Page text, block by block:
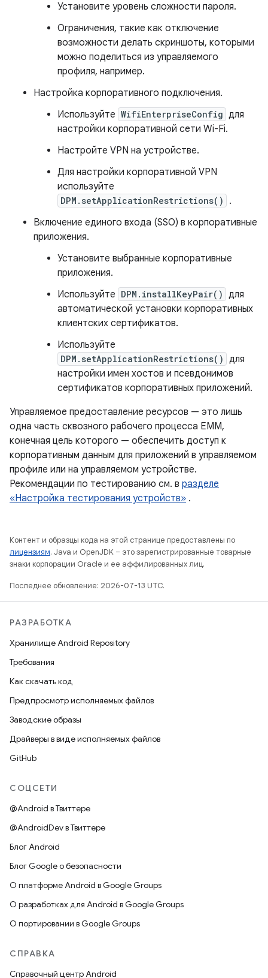
Установите уровень сложности пароля.
Ограничения, такие как отключение
возможности делать скриншоты, которыми
можно поделиться из управляемого
профиля, например.
Настройка корпоративного подключения.
Используйте WifiEnterpriseConfig для
настройки корпоративной сети Wi-Fi.
Настройте VPN на устройстве.
Для настройки корпоративной VPN
используйте
DPM.setApplicationRestrictions()
.
Включение единого входа (SSO) в корпоративные
приложения.
Установите выбранные корпоративные
приложения.
Используйте DPM.installKeyPair() для
автоматической установки корпоративных
клиентских сертификатов.
Используйте
DPM.setApplicationRestrictions() для
настройки имен хостов и псевдонимов
сертификатов корпоративных приложений.
Управляемое предоставление ресурсов — это лишь
одна часть сквозного рабочего процесса EMM,
конечная цель которого — обеспечить доступ к
корпоративным данным для приложений в управляемом
профиле или на управляемом устройстве.
Рекомендации по тестированию см. в разделе
«Настройка тестирования устройств» .
Контент и образцы кода на этой странице предоставлены по
лицензиям. Java и OpenJDK – это зарегистрированные товарные
знаки корпорации Oracle и ее аффилированных лиц.
Последнее обновление: 2026-07-13 UTC.
РАЗРАБОТКА
Хранилище Android Repository
Требования
Как скачать код
Предпросмотр исполняемых файлов
Заводские образы
Драйверы в виде исполняемых файлов
GitHub
СОЦСЕТИ
@Android в Твиттере
@AndroidDev в Твиттере
Блог Android
Блог Google о безопасности
О платформе Android в Google Groups
О разработках для Android в Google Groups
О портировании в Google Groups
СПРАВКА
Справочный центр Android